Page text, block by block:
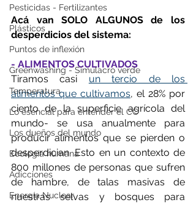
Pesticidas - Fertilizantes
Plásticos
Puntos de inflexión
Greenwashing - Simulacro verde
Temperatura
Lo esencial para entender el CC
Los dueños del mundo
Ecología humana
Adicciones
Energía Nuclear
Acá van SOLO ALGUNOS de los
desperdicios del sistema:
- ALIMENTOS CULTIVADOS
Tiramos casi un tercio de los
alimentos que cultivamos, el 28% por
ciento de la superficie agrícola del
mundo- se usa anualmente para
producir alimentos que se pierden o
desperdician. Esto en un contexto de
800 millones de personas que sufren
de hambre, de talas masivas de
nuestras selvas y bosques para